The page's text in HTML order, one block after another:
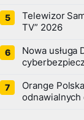
Telewizor
TV” 2026
Nowa usługa
Orange